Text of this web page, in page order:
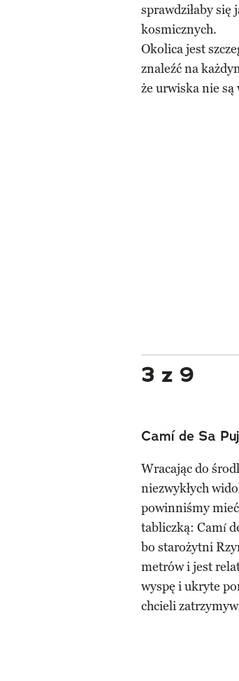
sprawdziłaby
kosmicznych.
Okolica jest
znaleźć na
że urwiska nie są
3 z 9
Camí de Sa
Wracając do
niezwykłych
powinniśmy
tabliczką: Camí
bo starożytni
metrów i jest
wyspę i ukryte
chcieli